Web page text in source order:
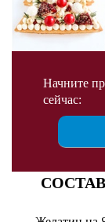
Начните
сейчас: